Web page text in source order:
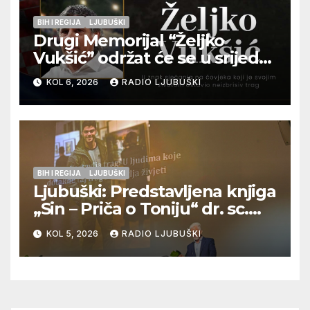
BIH I REGIJA LJUBUŠKI
Drugi Memorijal “Željko
Vukšić” održat će se u srijedu
12. kolovoza u Otoku
KOL 6, 2026 RADIO LJUBUŠKI
BIH I REGIJA LJUBUŠKI
Ljubuški: Predstavljena knjiga
„Sin – Priča o Toniju“ dr. sc.
Zdenka Hercega
KOL 5, 2026 RADIO LJUBUŠKI